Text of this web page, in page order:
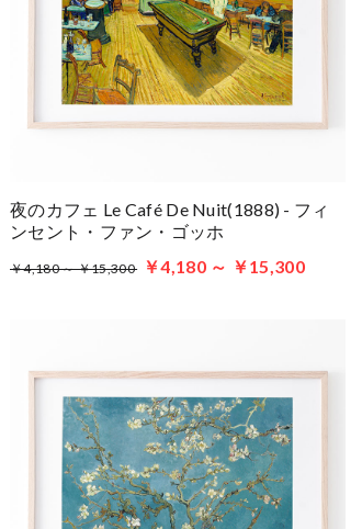
夜のカフェ Le Café De Nuit(1888) - フィ
ンセント・ファン・ゴッホ
￥4,180 ～ ￥15,300 ￥4,180 ～ ￥15,300